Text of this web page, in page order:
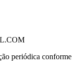
periódica conforme